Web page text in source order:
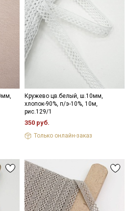
Кружево цв.белый, ш.10мм,
хлопок-90%, п/э-10%, 10м,
рис.129/1
350 руб.
Только онлайн-заказ
обработки персональных
на обработку персональных
рекламных и